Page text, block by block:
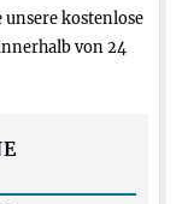
kostenlose
von 24